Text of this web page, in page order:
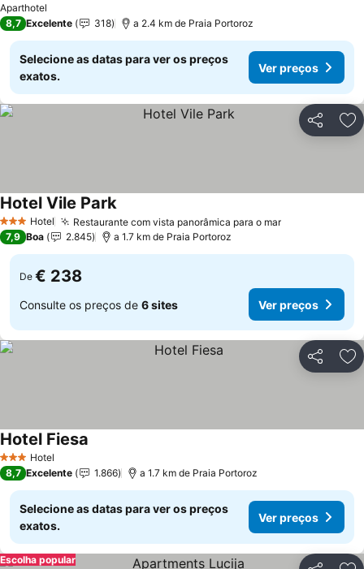
Aparthotel
8,7 Excelente 318 a 2.4 km de Praia Portoroz
Selecione as datas para ver os preços
exatos.
Ver preços
Partilhar
3 EstrelasHotel Restaurante com vista panorâmica para o mar
Hotel Vile Park
7,9 Boa 2.845 a 1.7 km de Praia Portoroz
De € 238
Consulte os preços de 6 sites Ver preços
Partilhar
3 EstrelasHotel
Hotel Fiesa
8,7 Excelente 1.866 a 1.7 km de Praia Portoroz
Selecione as datas para ver os preços
exatos.
Ver preços
Escolha popular